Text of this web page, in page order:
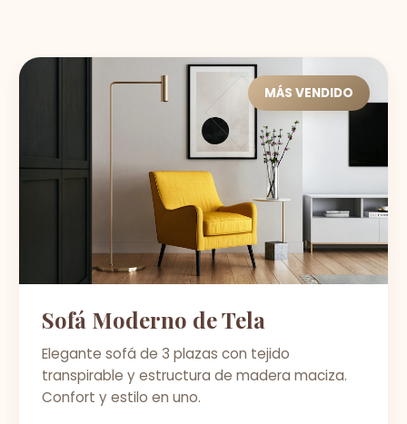
MÁS VENDIDO
Sofá Moderno de Tela
Elegante sofá de 3 plazas con tejido
transpirable y estructura de madera maciza.
Confort y estilo en uno.